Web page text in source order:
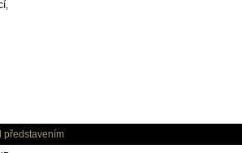
představením